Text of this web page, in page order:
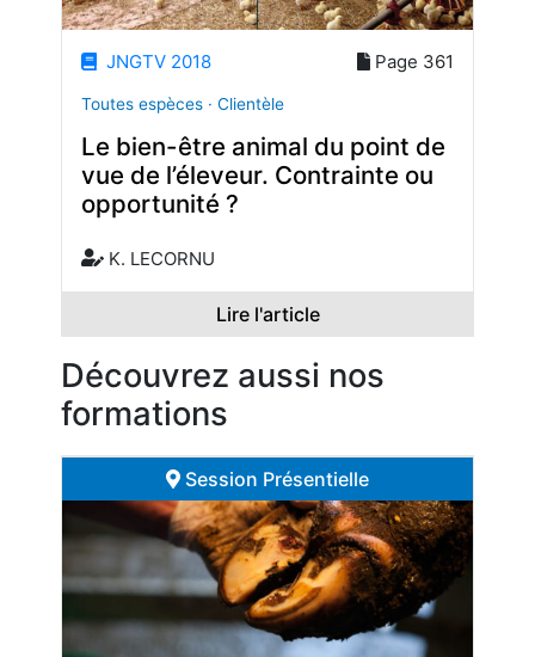
JNGTV 2018 Page 361
Toutes espèces · Clientèle
Le bien-être animal du point de
vue de l’éleveur. Contrainte ou
opportunité ?
K. LECORNU
Lire l'article
Découvrez aussi nos
formations
Session Présentielle